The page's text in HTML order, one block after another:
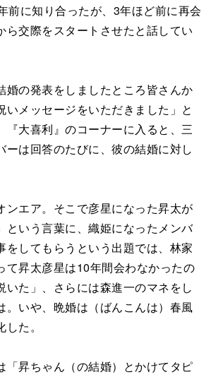
前に知り合ったが、3年ほど前に再会
ら交際をスタートさせたと話してい
の発表をしましたところ皆さんか
いメッセージをいただきました」と
『大喜利』のコーナーに入ると、三
ーは回答のたびに、彼の結婚に対し
エア。そこで彦星になった昇太が
という言葉に、織姫になったメンバ
をしてもらうという出題では、林家
て昇太彦星は10年間会わなかったの
いた」、さらには森進一のマネをし
。いや、晩婚は（ばんこんは）春風
た。
昇ちゃん（の結婚）とかけてタピ